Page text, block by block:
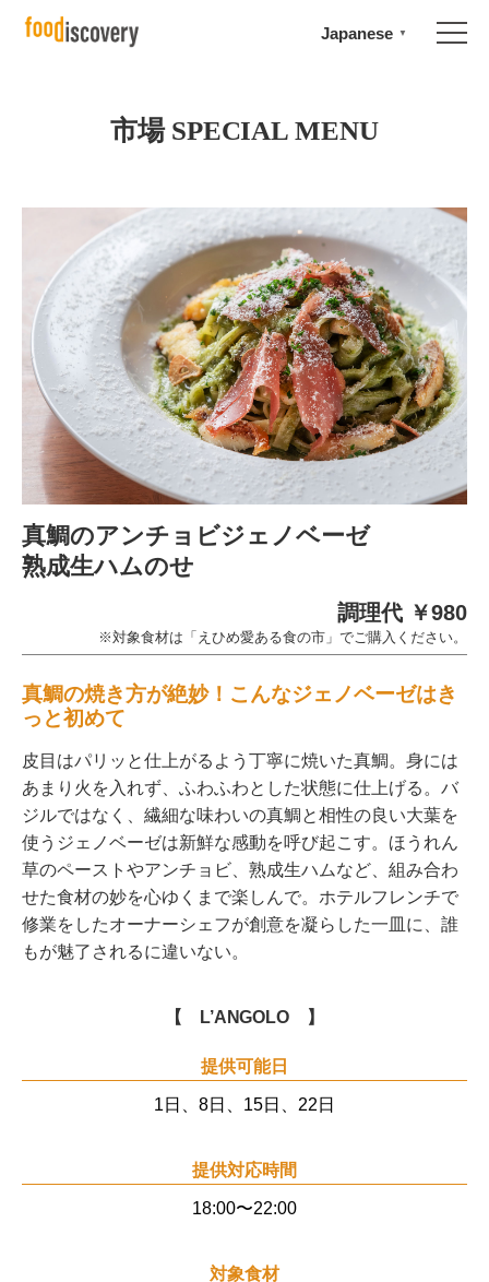
市場 SPECIAL MENU
真鯛のアンチョビジェノベーゼ
熟成生ハムのせ
調理代 ￥980
※対象食材は「えひめ愛ある食の市」でご購入ください。
真鯛の焼き方が絶妙！こんなジェノベーゼはき
っと初めて
皮目はパリッと仕上がるよう丁寧に焼いた真鯛。身には
あまり火を入れず、ふわふわとした状態に仕上げる。バ
ジルではなく、繊細な味わいの真鯛と相性の良い大葉を
使うジェノベーゼは新鮮な感動を呼び起こす。ほうれん
草のペーストやアンチョビ、熟成生ハムなど、組み合わ
せた食材の妙を心ゆくまで楽しんで。ホテルフレンチで
修業をしたオーナーシェフが創意を凝らした一皿に、誰
もが魅了されるに違いない。
【 L’ANGOLO 】
提供可能日
1日、8日、15日、22日
提供対応時間
18:00〜22:00
対象食材
Japanese ▼